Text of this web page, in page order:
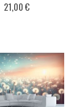
21,00 €